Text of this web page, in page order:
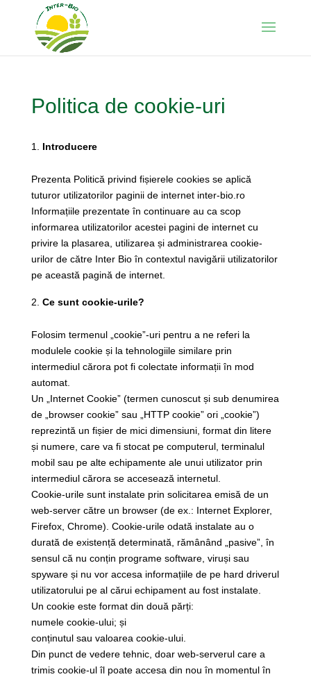
Politica de cookie-uri
Introducere
Prezenta Politică privind fișierele cookies se aplică
tuturor utilizatorilor paginii de internet inter-bio.ro
Informațiile prezentate în continuare au ca scop
informarea utilizatorilor acestei pagini de internet cu
privire la plasarea, utilizarea și administrarea cookie-
urilor de către Inter Bio în contextul navigării utilizatorilor
pe această pagină de internet.
Ce sunt cookie-urile?
Folosim termenul „cookie”-uri pentru a ne referi la
modulele cookie și la tehnologiile similare prin
intermediul cărora pot fi colectate informații în mod
automat.
Un „Internet Cookie” (termen cunoscut și sub denumirea
de „browser cookie” sau „HTTP cookie” ori „cookie”)
reprezintă un fișier de mici dimensiuni, format din litere
și numere, care va fi stocat pe computerul, terminalul
mobil sau pe alte echipamente ale unui utilizator prin
intermediul cărora se accesează internetul.
Cookie-urile sunt instalate prin solicitarea emisă de un
web-server către un browser (de ex.: Internet Explorer,
Firefox, Chrome). Cookie-urile odată instalate au o
durată de existență determinată, rămânând „pasive”, în
sensul că nu conțin programe software, viruși sau
spyware și nu vor accesa informațiile de pe hard driverul
utilizatorului pe al cărui echipament au fost instalate.
Un cookie este format din două părți:
numele cookie-ului; și
conținutul sau valoarea cookie-ului.
Din punct de vedere tehnic, doar web-serverul care a
trimis cookie-ul îl poate accesa din nou în momentul în